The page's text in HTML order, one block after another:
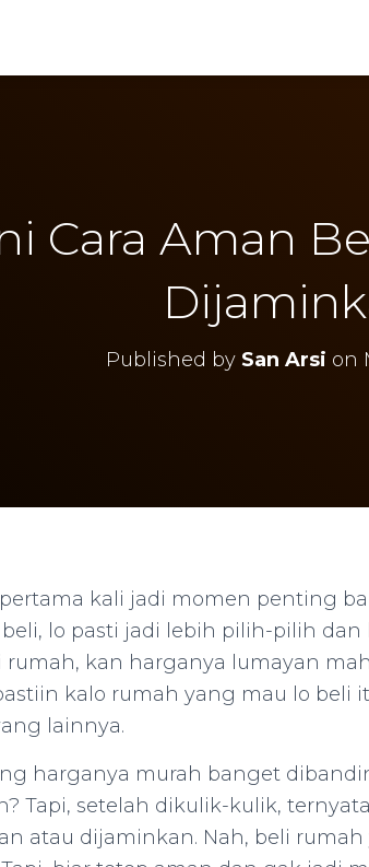
Cara Aman
Published by San Arsi on
kali jadi momen penting
lo pasti jadi lebih pilih-pilih dan
kan harganya lumayan
kalo rumah yang mau lo beli
lainnya.
harganya murah banget
Tapi, setelah dikulik-kulik, ternyata
atau dijaminkan. Nah, beli rumah